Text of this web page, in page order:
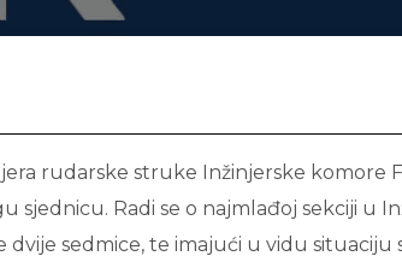
rudarske struke Inžinjerske komore
sjednicu. Radi se o najmlađoj sekciji u
dvije sedmice, te imajući u vidu situaciju